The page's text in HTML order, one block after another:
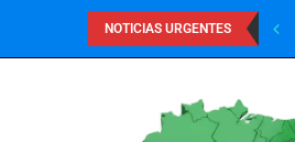
NOTICIAS URGENTES